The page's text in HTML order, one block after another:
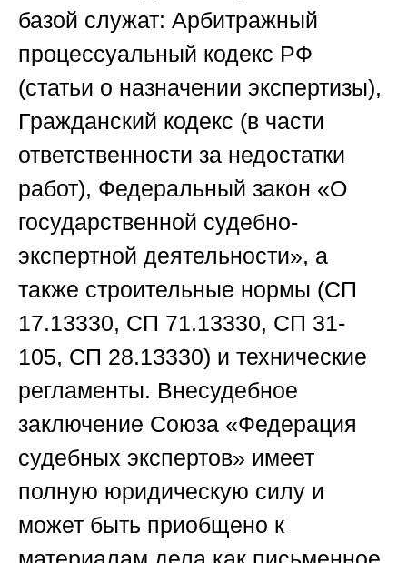
базой служат: Арбитражный
процессуальный кодекс РФ
(статьи о назначении экспертизы),
Гражданский кодекс (в части
ответственности за недостатки
работ), Федеральный закон «О
государственной судебно-
экспертной деятельности», а
также строительные нормы (СП
17.13330, СП 71.13330, СП 31-
105, СП 28.13330) и технические
регламенты. Внесудебное
заключение Союза «Федерация
судебных экспертов» имеет
полную юридическую силу и
может быть приобщено к